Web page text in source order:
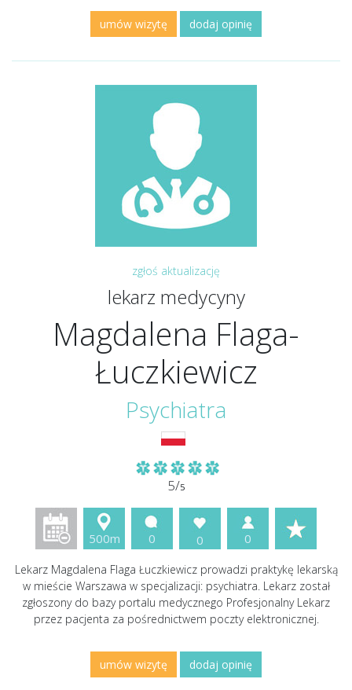
umów wizytę dodaj opinię
zgłoś aktualizację
lekarz medycyny
Magdalena Flaga-
Łuczkiewicz
Psychiatra
5/5
500m 0 0 0
Lekarz Magdalena Flaga Łuczkiewicz prowadzi praktykę lekarską
w mieście Warszawa w specjalizacji: psychiatra. Lekarz został
zgłoszony do bazy portalu medycznego Profesjonalny Lekarz
przez pacjenta za pośrednictwem poczty elektronicznej.
umów wizytę dodaj opinię